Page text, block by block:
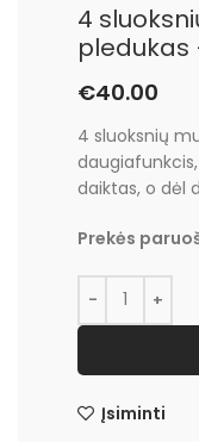
4
pledukas
€40.00
4 sluoksnių
daiktas, o dėl
Prekės
Įsiminti